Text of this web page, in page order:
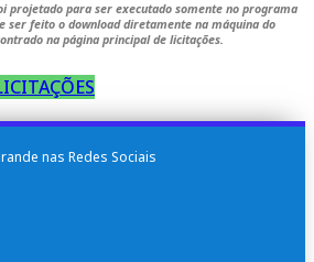
projetado para ser executado somente no programa
ser feito o download diretamente na máquina do
na página principal de licitações.
nas Redes Sociais